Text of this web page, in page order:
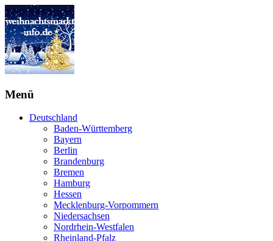
Menü
Deutschland
Baden-Württemberg
Bayern
Berlin
Brandenburg
Bremen
Hamburg
Hessen
Mecklenburg-Vorpommern
Niedersachsen
Nordrhein-Westfalen
Rheinland-Pfalz